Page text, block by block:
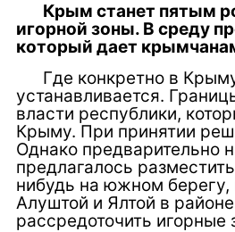
Крым станет пятым
игорной зоны. В среду
который дает
Где конкретно в
устанавливается.
власти республики,
Крыму. При принятии
Однако предварительно
предлагалось
нибудь на южном
Алуштой и Ялтой в
рассредоточить игорные